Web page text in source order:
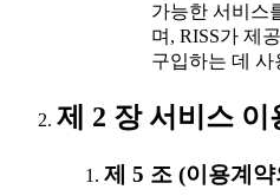
가능한 서비스
며, RISS가 제
구입하는 데
제 2 장 서비스 이
제 5 조 (이용계